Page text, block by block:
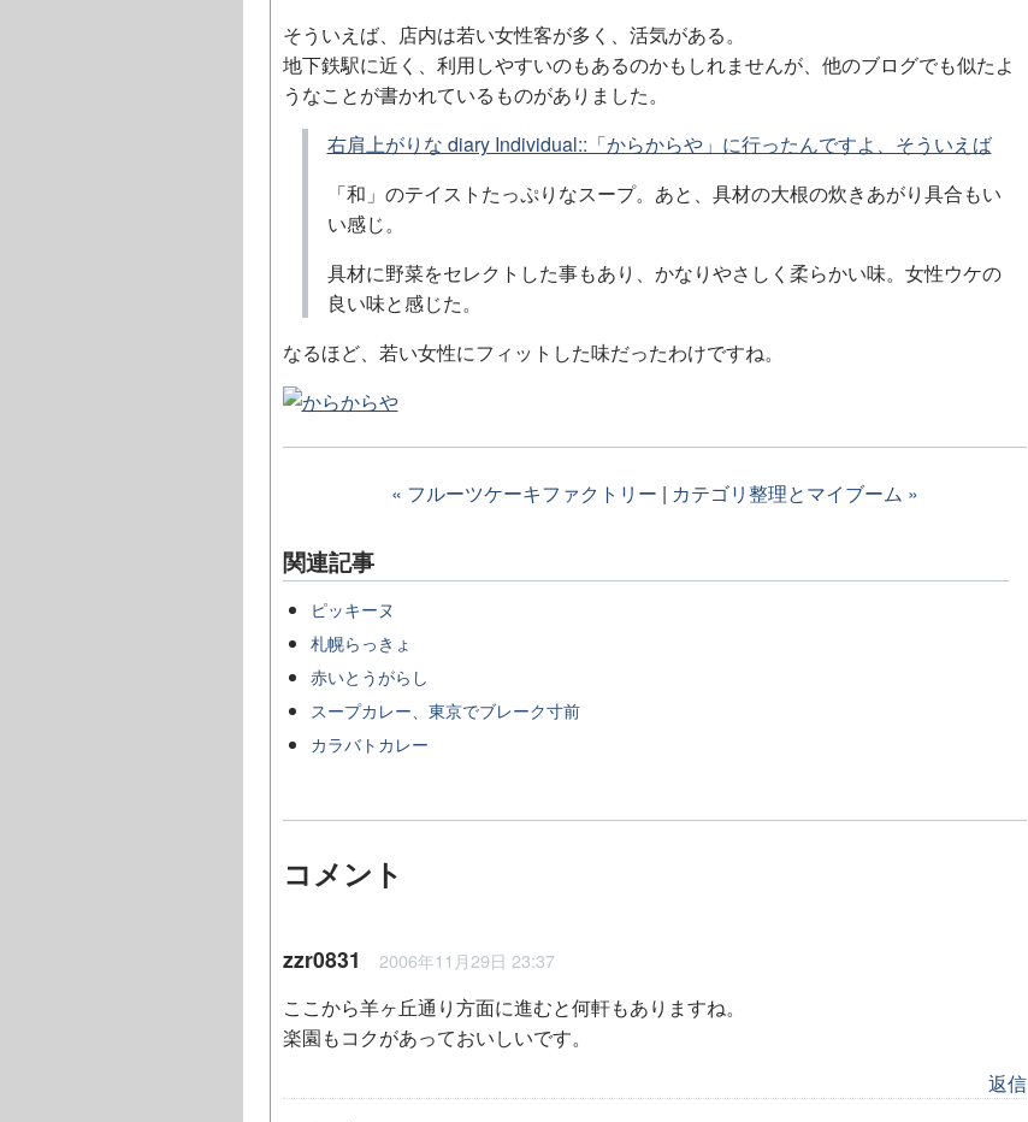
そういえば、店内は若い女性客が多く、活気がある。
地下鉄駅に近く、利用しやすいのもあるのかもしれませんが、他のブログでも似たよ
うなことが書かれているものがありました。
右肩上がりな diary Individual::「からからや」に行ったんですよ、そういえば
「和」のテイストたっぷりなスープ。あと、具材の大根の炊きあがり具合もい
い感じ。
具材に野菜をセレクトした事もあり、かなりやさしく柔らかい味。女性ウケの
良い味と感じた。
なるほど、若い女性にフィットした味だったわけですね。
« フルーツケーキファクトリー | カテゴリ整理とマイブーム »
関連記事
ピッキーヌ
札幌らっきょ
赤いとうがらし
スープカレー、東京でブレーク寸前
カラバトカレー
コメント
zzr0831 2006年11月29日 23:37
ここから羊ヶ丘通り方面に進むと何軒もありますね。
楽園もコクがあっておいしいです。
返信